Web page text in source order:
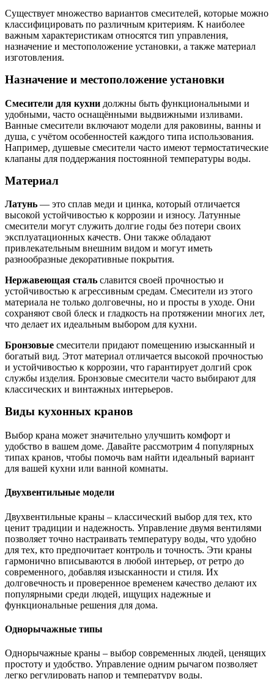
Существует множество вариантов смесителей, которые можно
классифицировать по различным критериям. К наиболее
важным характеристикам относятся тип управления,
назначение и местоположение установки, а также материал
изготовления.
Назначение и местоположение установки
Смесители для кухни должны быть функциональными и
удобными, часто оснащёнными выдвижными изливами.
Ванные смесители включают модели для раковины, ванны и
душа, с учётом особенностей каждого типа использования.
Например, душевые смесители часто имеют термостатические
клапаны для поддержания постоянной температуры воды.
Материал
Латунь — это сплав меди и цинка, который отличается
высокой устойчивостью к коррозии и износу. Латунные
смесители могут служить долгие годы без потери своих
эксплуатационных качеств. Они также обладают
привлекательным внешним видом и могут иметь
разнообразные декоративные покрытия.
Нержавеющая сталь славится своей прочностью и
устойчивостью к агрессивным средам. Смесители из этого
материала не только долговечны, но и просты в уходе. Они
сохраняют свой блеск и гладкость на протяжении многих лет,
что делает их идеальным выбором для кухни.
Бронзовые смесители придают помещению изысканный и
богатый вид. Этот материал отличается высокой прочностью
и устойчивостью к коррозии, что гарантирует долгий срок
службы изделия. Бронзовые смесители часто выбирают для
классических и винтажных интерьеров.
Виды кухонных кранов
Выбор крана может значительно улучшить комфорт и
удобство в вашем доме. Давайте рассмотрим 4 популярных
типах кранов, чтобы помочь вам найти идеальный вариант
для вашей кухни или ванной комнаты.
Двухвентильные модели
Двухвентильные краны – классический выбор для тех, кто
ценит традиции и надежность. Управление двумя вентилями
позволяет точно настраивать температуру воды, что удобно
для тех, кто предпочитает контроль и точность. Эти краны
гармонично вписываются в любой интерьер, от ретро до
современного, добавляя изысканности и стиля. Их
долговечность и проверенное временем качество делают их
популярными среди людей, ищущих надежные и
функциональные решения для дома.
Однорычажные типы
Однорычажные краны – выбор современных людей, ценящих
простоту и удобство. Управление одним рычагом позволяет
легко регулировать напор и температуру воды.